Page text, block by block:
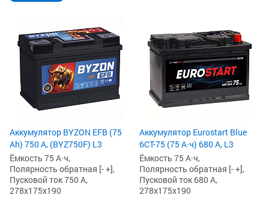
Аккумулятор BYZON EFB (75
Ah) 750 А, (BYZ750F) L3
Ёмкость 75 А·ч,
Полярность обратная [- +],
Пусковой ток 750 А,
278x175x190
Аккумулятор Eurostart Blue
6CT-75 (75 А·ч) 680 А, L3
Ёмкость 75 А·ч,
Полярность обратная [- +],
Пусковой ток 680 А,
278x175x190